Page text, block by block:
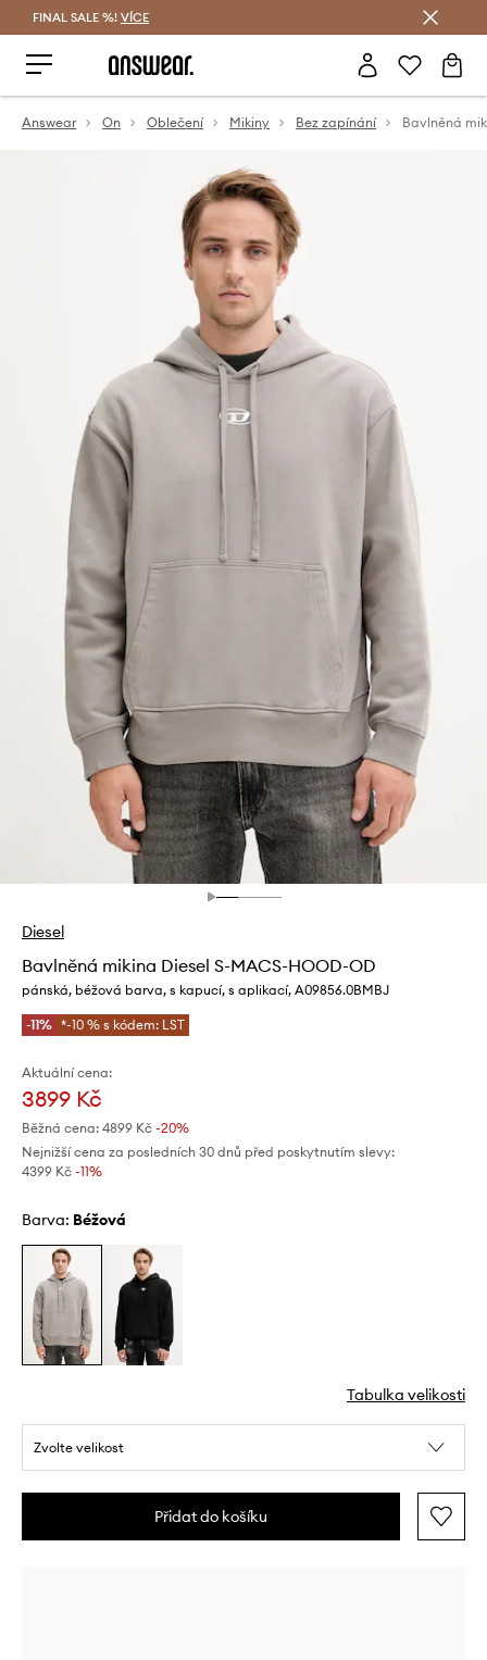
FINAL SALE %! VÍCE
Answear On Oblečení Mikiny Bez zapínání
Diesel
Bavlněná mikina Diesel S-MACS-HOOD-OD
pánská, béžová barva, s kapucí, s aplikací, A09856.0BMBJ
-11% *-10 % s kódem: LST
Aktuální cena:
3899 Kč
Běžná cena: 4899 Kč -20%
Nejnižší cena za posledních 30 dnů před poskytnutím slevy:
4399 Kč -11%
Barva: béžová
Tabulka velikosti
Zvolte velikost
Přidat do košíku